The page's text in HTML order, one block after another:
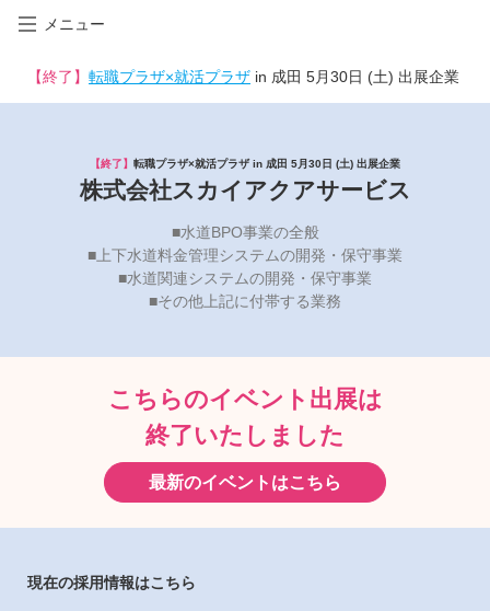
メニュー
【終了】 転職プラザ×就活プラザ in 成田 5月30日 (土) 出展企業
【終了】 転職プラザ×就活プラザ in 成田 5月30日 (土) 出展企業
株式会社スカイアクアサービス
■水道BPO事業の全般
■上下水道料金管理システムの開発・保守事業
■水道関連システムの開発・保守事業
■その他上記に付帯する業務
こちらのイベント出展は
終了いたしました
最新のイベントはこちら
現在の採用情報はこちら